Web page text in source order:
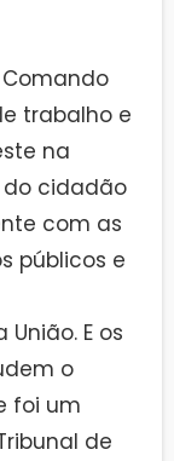
trabalho e
na
cidadão
com as
públicos e
E os
o
foi um
de